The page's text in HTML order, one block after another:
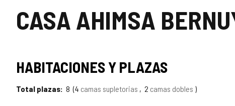
LeónCASA AHIMSA
SELLO
TURISMO
DE
el
SELLO
DE
Y
HABITACIONES Y PLAZAS
Total plazas 8 4 camas supletorias 2 camas dobles